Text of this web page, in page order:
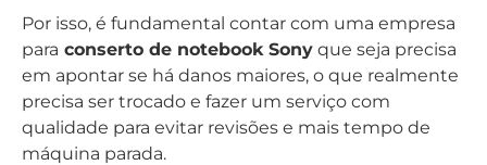
Por isso, é fundamental contar com uma empresa
para conserto de notebook Sony que seja precisa
em apontar se há danos maiores, o que realmente
precisa ser trocado e fazer um serviço com
qualidade para evitar revisões e mais tempo de
máquina parada.